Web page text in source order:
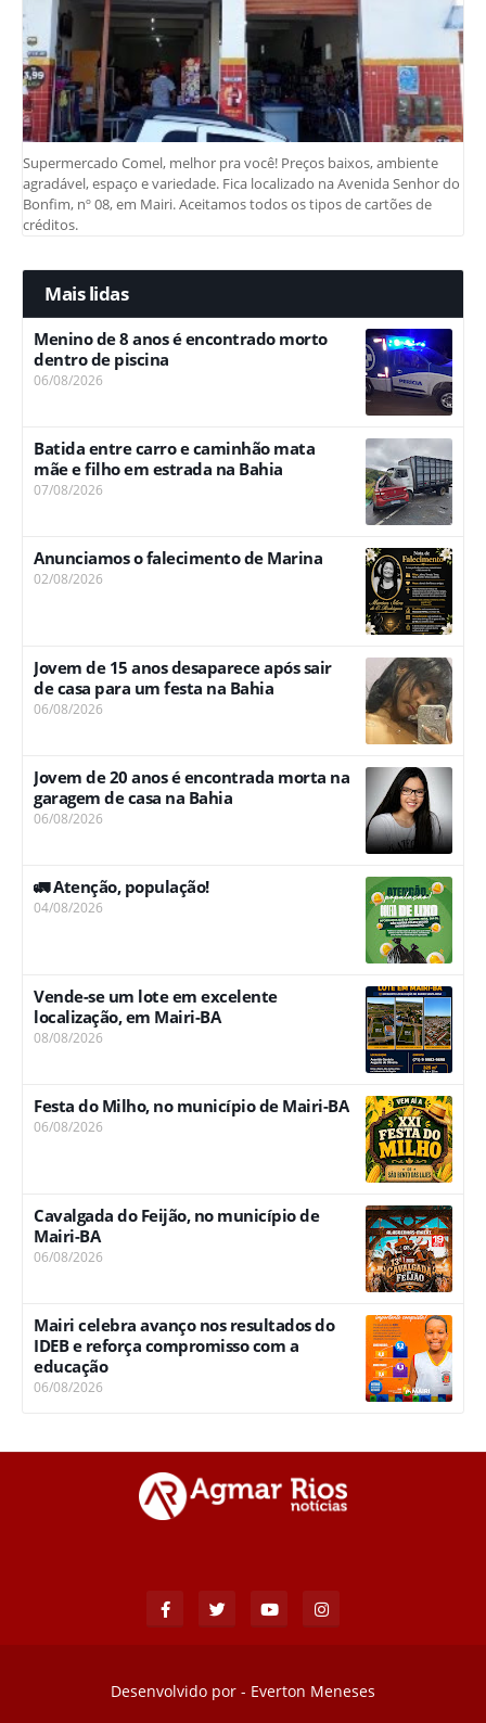
Supermercado Comel, melhor pra você! Preços baixos, ambiente
agradável, espaço e variedade. Fica localizado na Avenida Senhor do
Bonfim, nº 08, em Mairi. Aceitamos todos os tipos de cartões de
créditos.
Mais lidas
Menino de 8 anos é encontrado morto
dentro de piscina
06/08/2026
Batida entre carro e caminhão mata
mãe e filho em estrada na Bahia
07/08/2026
Anunciamos o falecimento de Marina
02/08/2026
Jovem de 15 anos desaparece após sair
de casa para um festa na Bahia
06/08/2026
Jovem de 20 anos é encontrada morta na
garagem de casa na Bahia
06/08/2026
🚛 Atenção, população!
04/08/2026
Vende-se um lote em excelente
localização, em Mairi-BA
08/08/2026
Festa do Milho, no município de Mairi-BA
06/08/2026
Cavalgada do Feijão, no município de
Mairi-BA
06/08/2026
Mairi celebra avanço nos resultados do
IDEB e reforça compromisso com a
educação
06/08/2026
Desenvolvido por - Everton Meneses